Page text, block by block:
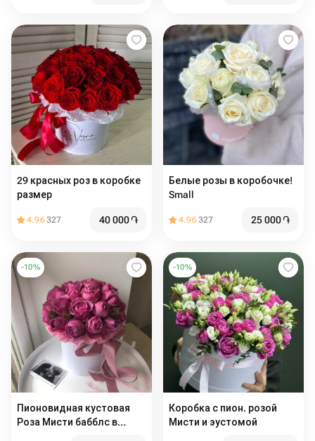
29 красных роз в коробке
размер
4.96327 40 000֏
Белые розы в коробочке!
Small
4.96327 25 000֏
-10%
Пионовидная кустовая
Роза Мисти бабблс в
-10%
Коробка с пион. розой
Мисти и эустомой